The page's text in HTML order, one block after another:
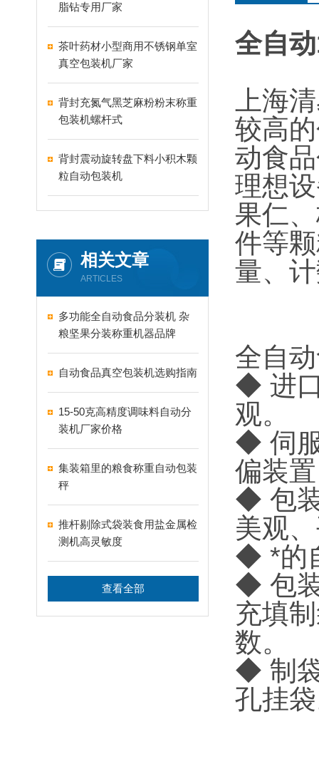
脂钻专用厂家
茶叶药材小型商用不锈钢单室
真空包装机厂家
背封充氮气黑芝麻粉粉末称重
包装机螺杆式
背封震动旋转盘下料小积木颗
粒自动包装机
相关文章
ARTICLES
多功能全自动食品分装机 杂
粮坚果分装称重机器品牌
自动食品真空包装机选购指南
15-50克高精度调味料自动分
装机厂家价格
集装箱里的粮食称重自动包装
秤
推杆剔除式袋装食用盐金属检
测机高灵敏度
查看全部
全自
上海
较高
动食
理想
果仁
件等
量、
全自
◆ 进
观。
◆ 伺
偏装
◆ 包
美观
◆ *的
◆ 包
充填
数。
◆ 制
孔挂